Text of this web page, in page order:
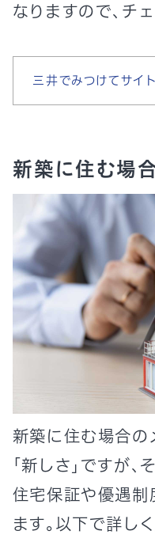
なりますので、チ
三井でみつけてサイ
新築に住む場
新築に住む場合の
「新しさ」ですが
住宅保証や優遇制
ます。以下で詳し